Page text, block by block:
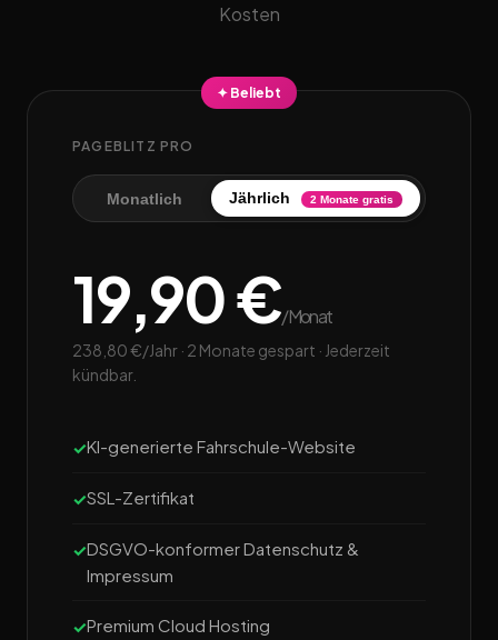
Kosten
✦ Beliebt
PAGEBLITZ PRO
Monatlich Jährlich 2 Monate gratis
19,90 €/Monat
238,80 €/Jahr · 2 Monate gespart · Jederzeit
kündbar.
KI-generierte Fahrschule-Website
SSL-Zertifikat
DSGVO-konformer Datenschutz &
Impressum
Premium Cloud Hosting